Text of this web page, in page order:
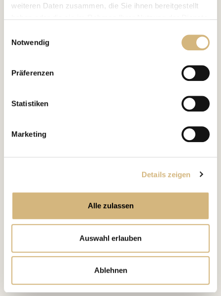
weiteren Daten zusammen, die Sie ihnen bereitgestellt
und im
mehr darüber, wer wir sind, wie Sie uns
kontaktieren können und wie wir personenbezogene
Notwendig
Präferenzen
Statistiken
Marketing
Details zeigen
Alle zulassen
Auswahl erlauben
Ablehnen
punktgenau zu Dir passt.